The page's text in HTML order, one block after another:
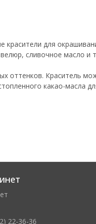
для
сливочное масло и
оттенков. Краситель
какао-масла
22-36-36